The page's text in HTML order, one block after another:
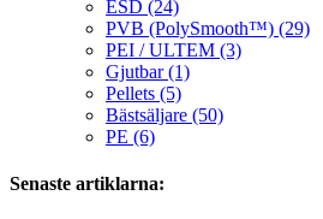
ESD (24)
PVB (PolySmooth™) (29)
PEI / ULTEM (3)
Gjutbar (1)
Pellets (5)
Bästsäljare (50)
PE (6)
Senaste artiklarna: